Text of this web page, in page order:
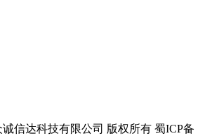
信达科技有限公司 版权所有 蜀ICP备